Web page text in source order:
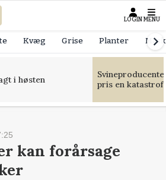
LOGIN MENU
Kvæg Grise Planter
i høsten
pris en
kan forårsage